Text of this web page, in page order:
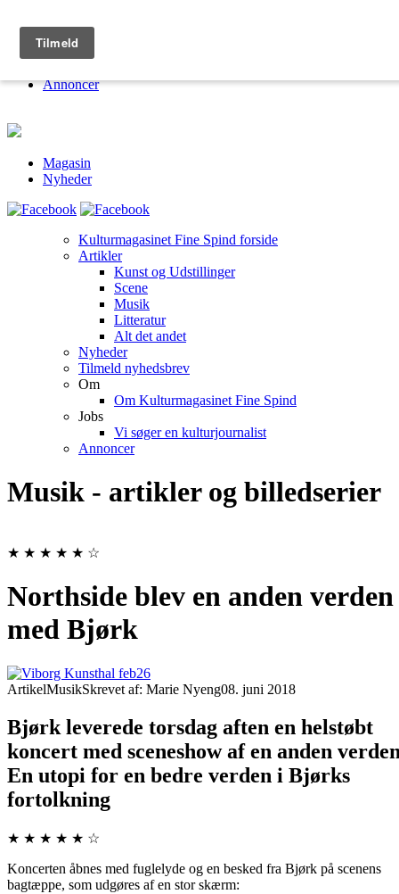
Om
Annoncer
Magasin
Nyheder
Kulturmagasinet Fine Spind forside
Artikler
Kunst og Udstillinger
Scene
Musik
Litteratur
Alt det andet
Nyheder
Tilmeld nyhedsbrev
Om
Om Kulturmagasinet Fine Spind
Jobs
Vi søger en kulturjournalist
Annoncer
Musik - artikler og billedserier
★ ★ ★ ★ ★ ☆
Northside blev en anden verden
med Bjørk
ArtikelMusikSkrevet af: Marie Nyeng08. juni 2018
Bjørk leverede torsdag aften en helstøbt
koncert med sceneshow af en anden
En utopi for en bedre verden i Bjørks
fortolkning
★ ★ ★ ★ ★ ☆
Koncerten åbnes med fuglelyde og en besked fra Bjørk på scenens
bagtæppe, som udgøres af en stor skærm: